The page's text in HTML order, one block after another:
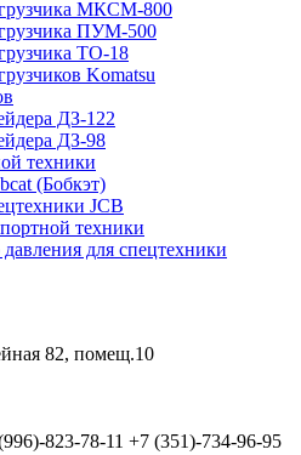
МКСМ-800
ПУМ-500
ТО-18
Komatsu
ДЗ-122
ДЗ-98
техники
(Бобкэт)
JCB
техники
для спецтехники
82, помещ.10
823-78-11 +7 (351)-734-96-95